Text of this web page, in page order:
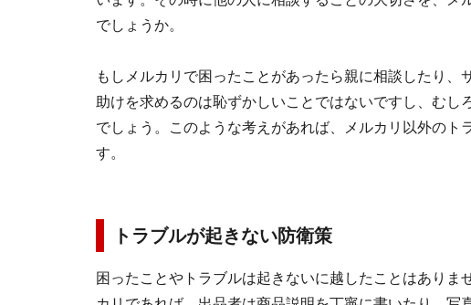
でしょうか。
もしメルカリで困ったことがあったら親に相談したり、
助けを求めるのは恥ずかしいことではないですし、む
でしょう。このような考えがあれば、メルカリ以外の
す。
トラブルが起きない防衛策
困ったことやトラブルは起きないに越したことはあり